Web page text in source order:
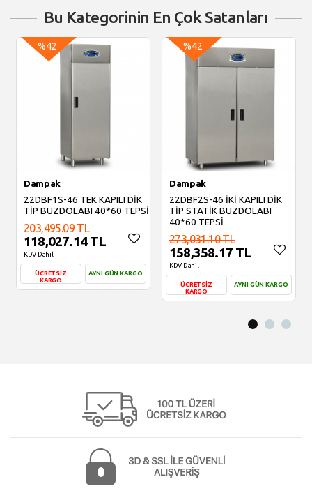
Bu Kategorinin En Çok Satanları
%42
Dampak
22DBF1S-46 TEK KAPILI DİK
TİP BUZDOLABI 40*60 TEPSİ
203,495.09 TL
118,027.14 TL
KDV Dahil
ÜCRETSİZ
KARGO
AYNI GÜN KARGO
%42
Dampak
22DBF2S-46 İKİ KAPILI DİK
TİP STATİK BUZDOLABI
40*60 TEPSİ
273,031.10 TL
158,358.17 TL
KDV Dahil
ÜCRETSİZ
KARGO
AYNI GÜN KARGO